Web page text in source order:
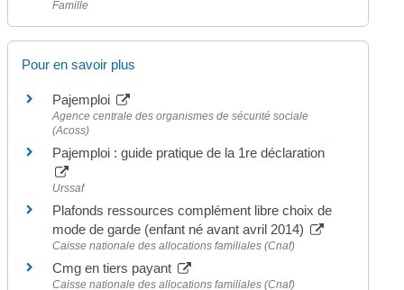
Famille
Pour en savoir plus
Pajemploi
Agence centrale des organismes de sécurité sociale
(Acoss)
Pajemploi : guide pratique de la 1re déclaration
Urssaf
Plafonds ressources complément libre choix de
mode de garde (enfant né avant avril 2014)
Caisse nationale des allocations familiales (Cnaf)
Cmg en tiers payant
Caisse nationale des allocations familiales (Cnaf)